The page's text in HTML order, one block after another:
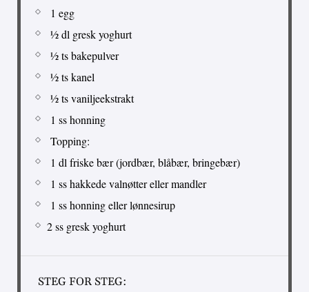
1 egg
½ dl gresk yoghurt
½ ts bakepulver
½ ts kanel
½ ts vaniljeekstrakt
1 ss honning
Topping:
1 dl friske bær (jordbær, blåbær, bringebær)
1 ss hakkede valnøtter eller mandler
1 ss honning eller lønnesirup
2 ss gresk yoghurt
STEG FOR STEG: